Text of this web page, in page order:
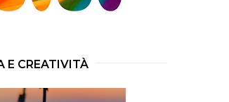
E CREATIVITÀ